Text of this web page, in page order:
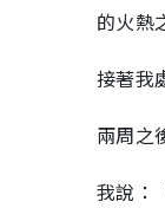
的火熱
接著我
兩周之
我說：